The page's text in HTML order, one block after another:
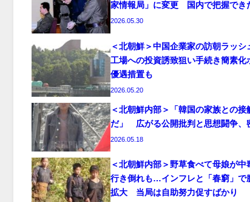
家情報局」に変更 国内で把握でき
2026.05.30
＜北朝鮮＞中国企業家の訪朝ラッ
工場への投資誘致狙い手続き簡素化
優遇措置も
2026.05.20
＜北朝鮮内部＞「韓国の家族との接
だ」 広がる公開批判と思想闘争、
2026.05.18
＜北朝鮮内部＞野草食べて母娘が
行き倒れも…インフレと「春窮」で
拡大 当局は自助努力促すばかり